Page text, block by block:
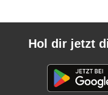
Hol dir jetzt